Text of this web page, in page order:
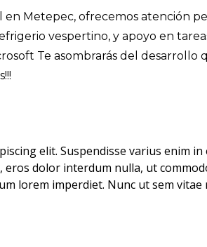
en Metepec, ofrecemos atención
vespertino, y apoyo en
Te asombrarás del
elit. Suspendisse varius enim
dolor interdum nulla, ut
lorem imperdiet. Nunc ut sem